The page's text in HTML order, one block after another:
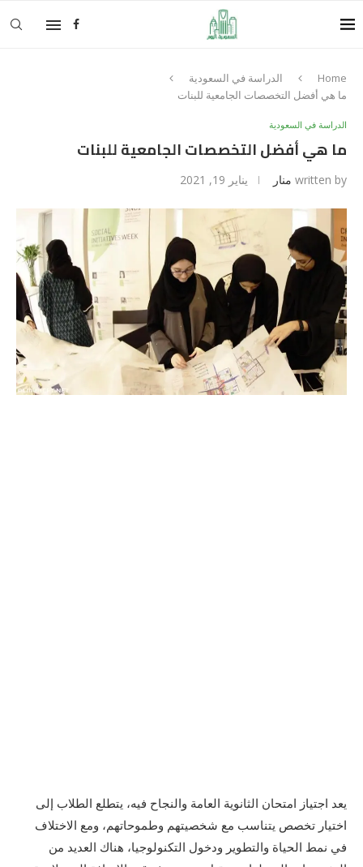
Home
الدراسة في السعودية
ما هي أفضل التخصصات الجامعية للبنات
الدراسة في السعودية
ما هي أفضل التخصصات الجامعية للبنات
written by منار يناير 19, 2021
يعد اجتياز امتحان الثانوية العامة والنجاح فيه، يتطلع الطلاب إلى
اختيار تخصص يتناسب مع شخصيتهم وطموحاتهم، ومع الاختلاف
في نمط الحياة والتطوير ودخول التكنولوجيا، هناك العديد من